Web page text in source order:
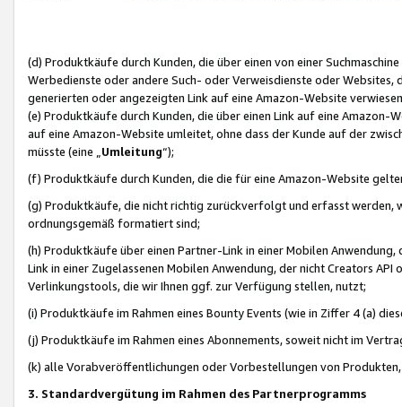
(d) Produktkäufe durch Kunden, die über einen von einer
Werbedienste oder andere Such- oder Verweisdienste oder Websites,
generierten oder angezeigten Link auf eine Amazon-Website
(e) Produktkäufe durch Kunden, die über einen Link auf eine
auf eine Amazon-Website umleitet, ohne dass der Kunde auf der
müsste (eine „ Umleitung“);
(f) Produktkäufe durch Kunden, die die für eine Amazon-Website
(g) Produktkäufe, die nicht richtig zurückverfolgt und erfasst werden,
ordnungsgemäß formatiert sind;
(h) Produktkäufe über einen Partner-Link in einer Mobilen
Link in einer Zugelassenen Mobilen Anwendung, der nicht Creators
Verlinkungstools, die wir Ihnen ggf. zur Verfügung stellen, nutzt;
(i) Produktkäufe im Rahmen eines Bounty Events (wie in Ziffer 4 (a)
(j) Produktkäufe im Rahmen eines Abonnements, soweit nicht im
(k) alle Vorabveröffentlichungen oder Vorbestellungen von
3. Standardvergütung im Rahmen des Partnerprogramms